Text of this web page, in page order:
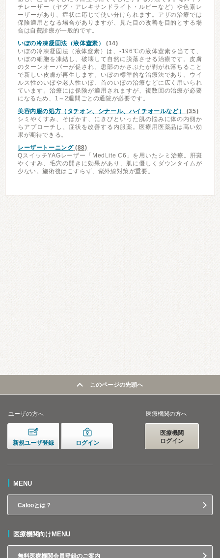
チレーザー（ヤグ・アレキサンドライト・ルビーなど）や色素レ
ーザーがあり、症状に応じて使い分けられます。アザの治療では
保険適用となる場合がありますが、見た目の改善を目的とする場
合は自費診療が一般的です。
いぼの冷凍凝固法（液体窒素）
(14)
いぼの冷凍凝固法（液体窒素）は、-196℃の液体窒素を当てて、
いぼの細胞を凍結し、破壊して自然に脱落させる治療です。皮膚
のターンオーバーが促され、患部のかさぶたが剥がれ落ちること
で新しい皮膚が再生します。いぼの標準的な治療法であり、ウイ
ルス性のいぼや老人性いぼ、首のいぼの治療などに広く用いられ
ています。治療には保険が適用されますが、複数回の治療が必要
になるため、1～2週間ごとの通院が必要です。
美容内服の処方（タチオン、シナール、ハイチオールなど）
(35)
シミやくすみ、そばかす、にきびといった肌の悩みに体の内側か
らアプローチし、症状を改善する内服薬。医療用医薬品は高い効
果が期待できる。
レーザートーニング(88)
QスイッチYAGレーザー「MedLite C6」を用いたシミ治療。肝斑
やくすみ、毛穴の開きに効果があり、肌に優しくダウンタイムが
少ない。施術後はこすらず、紫外線対策が重要。
このページの先頭へ
ユーザの方へ
新規ユーザ登録 ログイン
医療機関の方へ
医療機関
ログイン
MENU
Calooとは？
医療機関向けMENU
無料医療機関会員登録のご案内